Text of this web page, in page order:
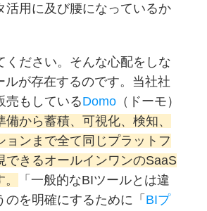
活用に及び腰になっているか
ください。そんな心配をしな
ルが存在するのです。当社社
売もしているDomo（ドーモ）
備から蓄積、可視化、検知、
ョンまで全て同じプラットフ
できるオールインワンのSaaS
「一般的なBIツールとは違
のを明確にするために「 BIプ